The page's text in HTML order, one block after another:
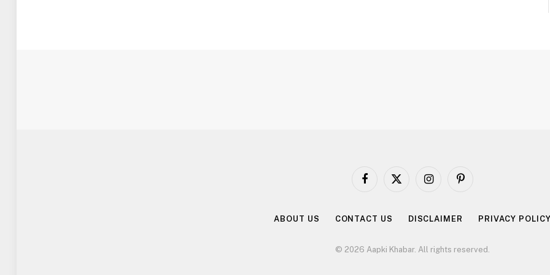
Facebook
X
InstagramPinterest
ABOUT US CONTACT US DISCLAIMER PRIVACY
© 2026 Aapki Khabar. All rights reserved.